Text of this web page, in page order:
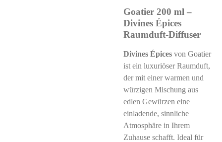
Goatier 200 ml –
Divines Épices
Raumduft-Diffuser
Divines Épices von Goatier
ist ein luxuriöser Raumduft,
der mit einer warmen und
würzigen Mischung aus
edlen Gewürzen eine
einladende, sinnliche
Atmosphäre in Ihrem
Zuhause schafft. Ideal für